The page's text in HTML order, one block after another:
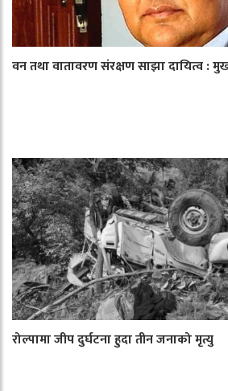
वन तथा वातावरण संरक्षण साझा दायित्व :
रोल्पामा जीप दुर्घटना हुदा तीन जनाको मृत्यु